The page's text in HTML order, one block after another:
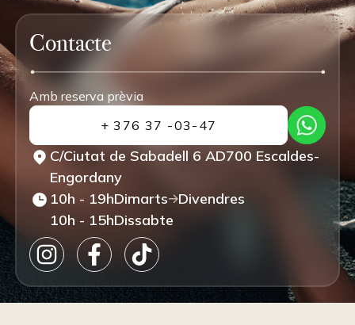
Contacte
Amb reserva prèvia
+ 376 37 -03-47
C/Ciutat de Sabadell 6 AD700 Escaldes-
Engordany
10h - 19hDimarts
Divendres
10h - 15hDissabte